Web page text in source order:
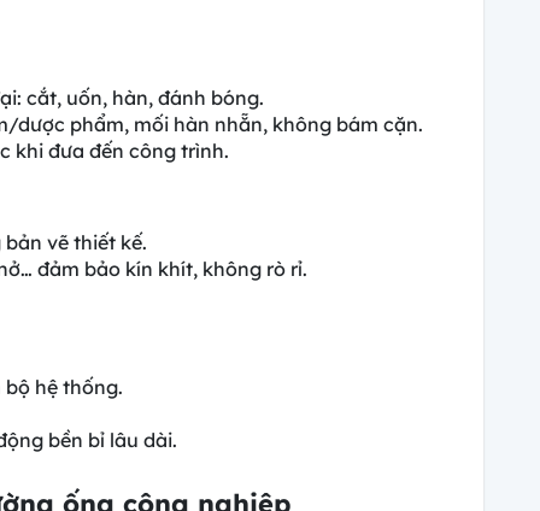
cắt, uốn, hàn, đánh bóng.
dược phẩm, mối hàn nhẵn, không bám cặn.
khi đưa đến công trình.
vẽ thiết kế.
đảm bảo kín khít, không rò rỉ.
hệ thống.
bền bỉ lâu dài.
ống công nghiệp